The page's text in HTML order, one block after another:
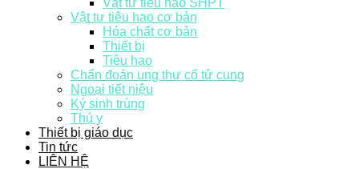
Vật tư tiêu hao SHPT
Vật tư tiêu hao cơ bản
Hóa chất cơ bản
Thiết bị
Tiêu hao
Chẩn đoán ung thư cổ tử cung
Ngoại tiết niệu
Ký sinh trùng
Thú y
Thiết bị giáo dục
Tin tức
LIÊN HỆ